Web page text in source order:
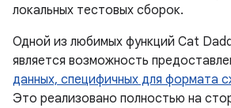
локальных тестовых сборок.
Одной из любимых функций Cat
является возможность
данных, специфичных для формата
Это реализовано полностью на